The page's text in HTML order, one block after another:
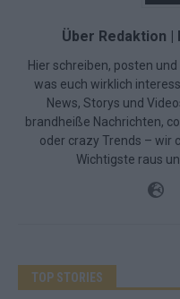
Über Redaktion |
Hier schreiben, posten
was euch wirklich
News, Storys und
brandheiße Nachrichten,
oder crazy Trends – wir
Wichtigste raus
TOP STORIES